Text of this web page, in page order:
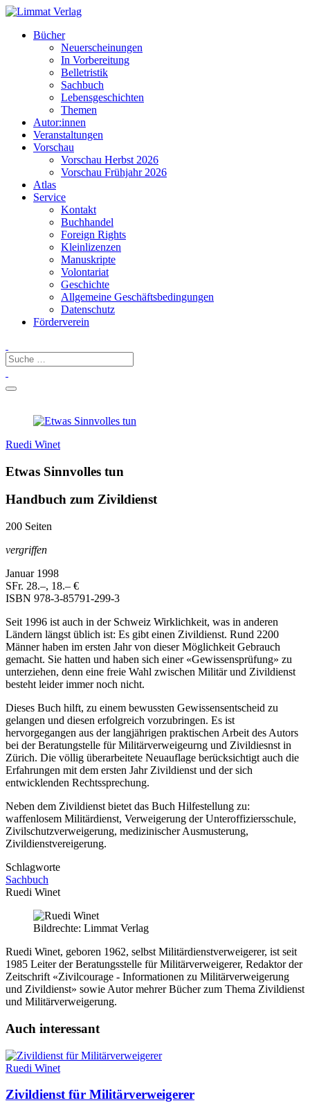
Bücher
Neuerscheinungen
In Vorbereitung
Belletristik
Sachbuch
Lebensgeschichten
Themen
Autor:innen
Veranstaltungen
Vorschau
Vorschau Herbst 2026
Vorschau Frühjahr 2026
Atlas
Service
Kontakt
Buchhandel
Foreign Rights
Kleinlizenzen
Manuskripte
Volontariat
Geschichte
Allgemeine Geschäftsbedingungen
Datenschutz
Förderverein
Ruedi Winet
Etwas Sinnvolles tun
Handbuch zum Zivildienst
200 Seiten
vergriffen
Januar 1998
SFr. 28.–, 18.– €
ISBN 978-3-85791-299-3
Seit 1996 ist auch in der Schweiz Wirklichkeit, was in anderen
Ländern längst üblich ist: Es gibt einen Zivildienst. Rund 2200
Männer haben im ersten Jahr von dieser Möglichkeit Gebrauch
gemacht. Sie hatten und haben sich einer «Gewissensprüfung» zu
unterziehen, denn eine freie Wahl zwischen Militär und Zivildienst
besteht leider immer noch nicht.
Dieses Buch hilft, zu einem bewussten Gewissensentscheid zu
gelangen und diesen erfolgreich vorzubringen. Es ist
hervorgegangen aus der langjährigen praktischen Arbeit des Autors
bei der Beratungstelle für Militärverweigeurng und Zivildiesnst in
Zürich. Die völlig überarbeitete Neuauflage berücksichtigt auch die
Erfahrungen mit dem ersten Jahr Zivildienst und der sich
entwicklenden Rechtssprechung.
Neben dem Zivildienst bietet das Buch Hilfestellung zu:
waffenlosem Militärdienst, Verweigerung der Unteroffiziersschule,
Zivilschutzverweigerung, medizinischer Ausmusterung,
Zivildienstvereigerung.
Schlagworte
Sachbuch
Ruedi Winet
Bildrechte: Limmat Verlag
Ruedi Winet, geboren 1962, selbst Militärdienstverweigerer, ist seit
1985 Leiter der Beratungsstelle für Militärverweigerer, Redaktor der
Zeitschrift «Zivilcourage - Informationen zu Militärverweigerung
und Zivildienst» sowie Autor mehrer Bücher zum Thema Zivildienst
und Militärverweigerung.
Auch interessant
Ruedi Winet
Zivildienst für Militärverweigerer